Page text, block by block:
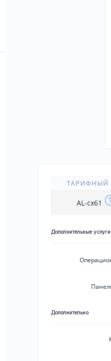
ТАРИФНЫЙ
AL-cx61
Дополнительные услуги
Дополнительно